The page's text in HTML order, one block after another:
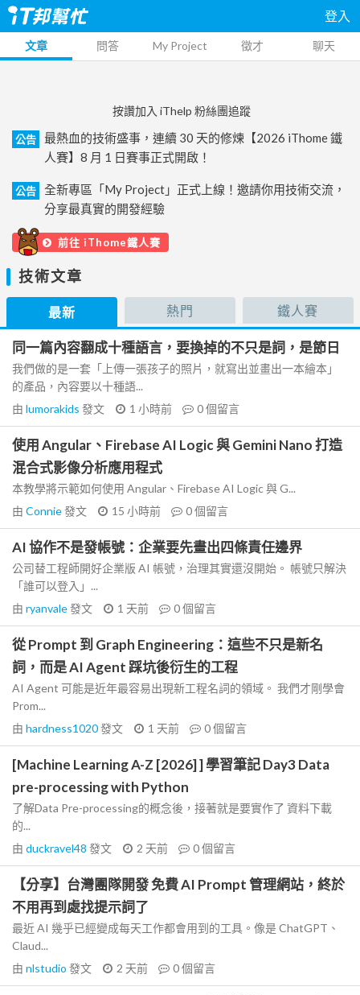
登入
文章 問答 My Project 徵才 聊天
按讚加入 iThelp 粉絲團追蹤
公告
最熱血的技術盛事，連續 30 天的修煉【2026 iThome 鐵
人賽】8 月 1 日賽事正式開啟！
公告
全新專區「My Project」正式上線！邀請你用技術交流，
分享最真實的開發經驗
前往 iThome鐵人賽
技術文章
最新 熱門 鐵人賽
同一篇內容翻成十種語言，要換掉的不只是詞，是節日
我們做的是一套「上傳一張孩子的照片，就寫出並畫出一本繪本」
的產品，內容要以十種語...
由 lumorakids 發文 1 小時前 0個留言
使用 Angular、Firebase AI Logic 與 Gemini Nano 打造
混合式影像分析應用程式
本教學將示範如何使用 Angular、Firebase AI Logic 與 G...
由 Connie發文 15 小時前 0個留言
AI 協作不是發帳號：企業要先畫出四條責任邊界
公司替工程師開好企業版 AI 帳號，治理其實還沒開始。 帳號只解決
「誰可以登入」...
由 ryanvale發文 1 天前 0個留言
從 Prompt 到 Graph Engineering：這些不只是新名
詞，而是 AI Agent 踩坑後衍生的工程
AI Agent 可能是近年最容易出現新工程名詞的領域。 我們才剛學會
Prom...
由 hardness1020發文 1 天前 0個留言
[Machine Learning A-Z [2026] ] 學習筆記 Day3 Data
pre-processing with Python
了解Data Pre-processing的概念後，接著就是要實作了 資料下載
的...
由 duckravel48 發文 2 天前 0個留言
【分享】台灣團隊開發 免費 AI Prompt 管理網站，終於
不用再到處找提示詞了
最近 AI 幾乎已經變成每天工作都會用到的工具。像是 ChatGPT、
Claud...
由 nlstudio 發文 2 天前 0個留言